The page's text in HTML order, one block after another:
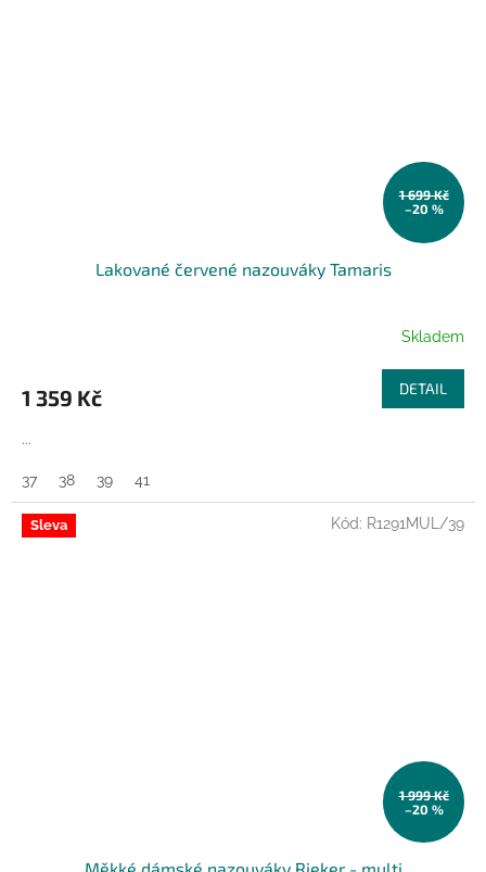
1 699 Kč
–20 %
Lakované červené nazouváky Tamaris
Skladem
1 359 Kč DETAIL
...
37 38 39 41
Sleva
1 999 Kč
–20 %
Kód: R1291MUL/39